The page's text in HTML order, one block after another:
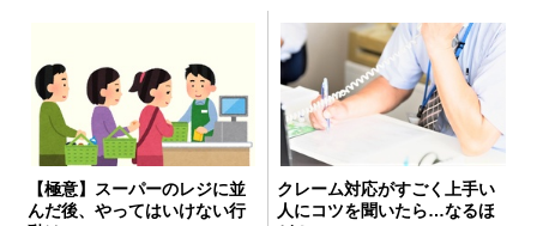
【極意】スーパーのレジに並
んだ後、やってはいけない行
クレーム対応がすごく上手い
人にコツを聞いたら…なるほ